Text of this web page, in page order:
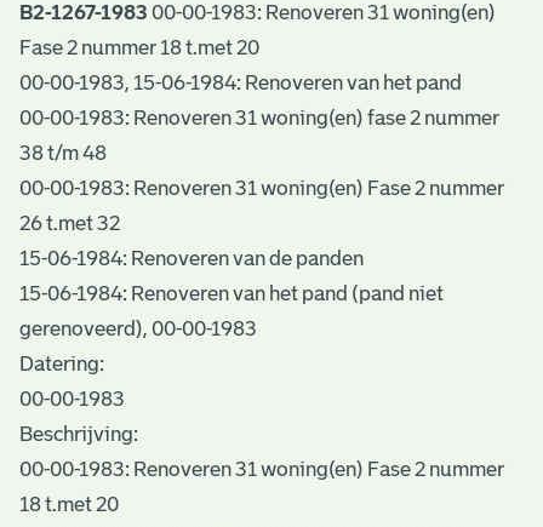
B2-1267-1983 00-00-1983: Renoveren 31 woning(en)
Fase 2 nummer 18 t.met 20
00-00-1983, 15-06-1984: Renoveren van het pand
00-00-1983: Renoveren 31 woning(en) fase 2 nummer
38 t/m 48
00-00-1983: Renoveren 31 woning(en) Fase 2 nummer
26 t.met 32
15-06-1984: Renoveren van de panden
15-06-1984: Renoveren van het pand (pand niet
gerenoveerd), 00-00-1983
Datering:
00-00-1983
Beschrijving:
00-00-1983: Renoveren 31 woning(en) Fase 2 nummer
18 t.met 20